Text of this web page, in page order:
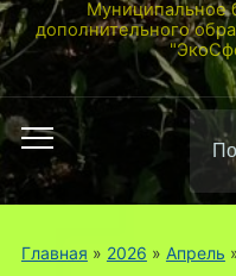
Муниципальное
дополнительного
Переключить
мобильное
меню
Поиск
по:
Главная » 2026 » Апрель